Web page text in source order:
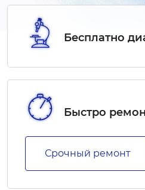
Бесплатно
Быстро
Срочный ремонт